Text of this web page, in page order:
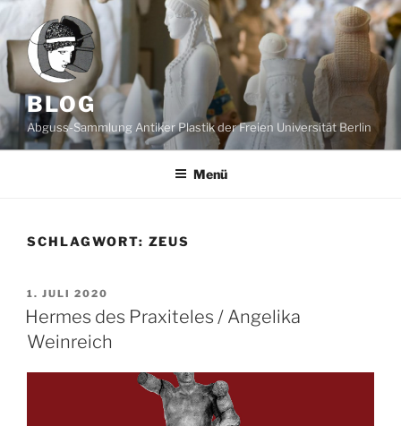
Zum
Inhalt
springen
BLOG
Abguss-Sammlung Antiker Plastik der Freien Universität Berlin
Menü
SCHLAGWORT: ZEUS
VERÖFFENTLICHT
AM
1. JULI 2020
Hermes des Praxiteles / Angelika
Weinreich